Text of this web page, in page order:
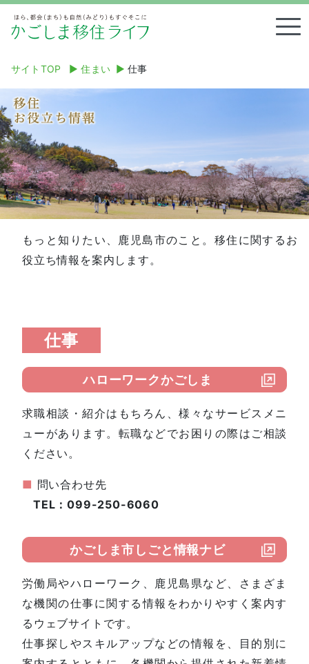
サイトTOP ▶︎ 住まい ▶︎ 仕事
もっと知りたい、鹿児島市のこと。移住に関するお
役立ち情報を案内します。
仕事
ハローワークかごしま
求職相談・紹介はもちろん、様々なサービスメニ
ューがあります。転職などでお困りの際はご相談
ください。
■ 問い合わせ先
TEL：099-250-6060
かごしま市しごと情報ナビ
労働局やハローワーク、鹿児島県など、さまざま
な機関の仕事に関する情報をわかりやすく案内す
るウェブサイトです。
仕事探しやスキルアップなどの情報を、目的別に